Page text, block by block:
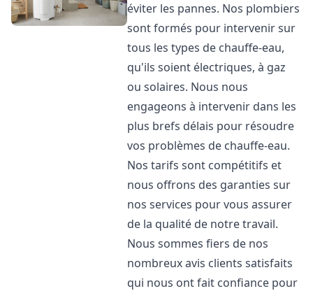
éviter les pannes. Nos plombiers
sont formés pour intervenir sur
tous les types de chauffe-eau,
qu'ils soient électriques, à gaz
ou solaires. Nous nous
engageons à intervenir dans les
plus brefs délais pour résoudre
vos problèmes de chauffe-eau.
Nos tarifs sont compétitifs et
nous offrons des garanties sur
nos services pour vous assurer
de la qualité de notre travail.
Nous sommes fiers de nos
nombreux avis clients satisfaits
qui nous ont fait confiance pour